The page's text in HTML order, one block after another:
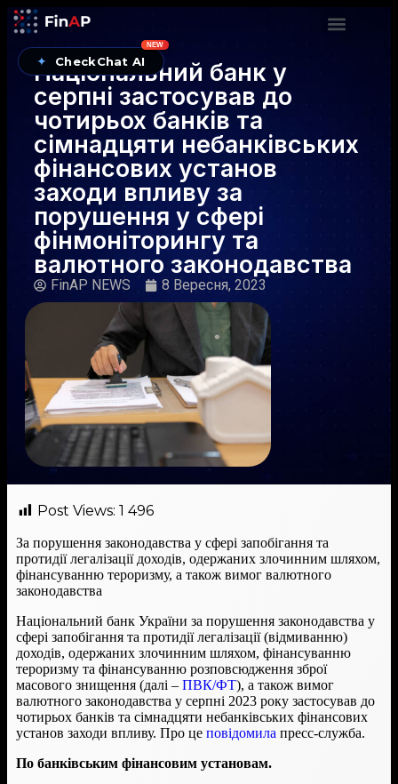
✦ CheckChat AI
NEW
Національний банк у
серпні застосував до
чотирьох банків та
сімнадцяти небанківських
фінансових установ
заходи впливу за
порушення у сфері
фінмоніторингу та
валютного законодавства
FinAP NEWS 8 Вересня, 2023
Post Views: 1 496
За порушення законодавства у сфері запобігання та
протидії легалізації доходів, одержаних злочинним шляхом,
фінансуванню тероризму, а також вимог валютного
законодавства
Національний банк України за порушення законодавства у
сфері запобігання та протидії легалізації (відмиванню)
доходів, одержаних злочинним шляхом, фінансуванню
тероризму та фінансуванню розповсюдження зброї
масового знищення (далі – ПВК/ФТ), а також вимог
валютного законодавства у серпні 2023 року застосував до
чотирьох банків та сімнадцяти небанківських фінансових
установ заходи впливу. Про це повідомила пресс-служба.
По банківським фінансовим установам.